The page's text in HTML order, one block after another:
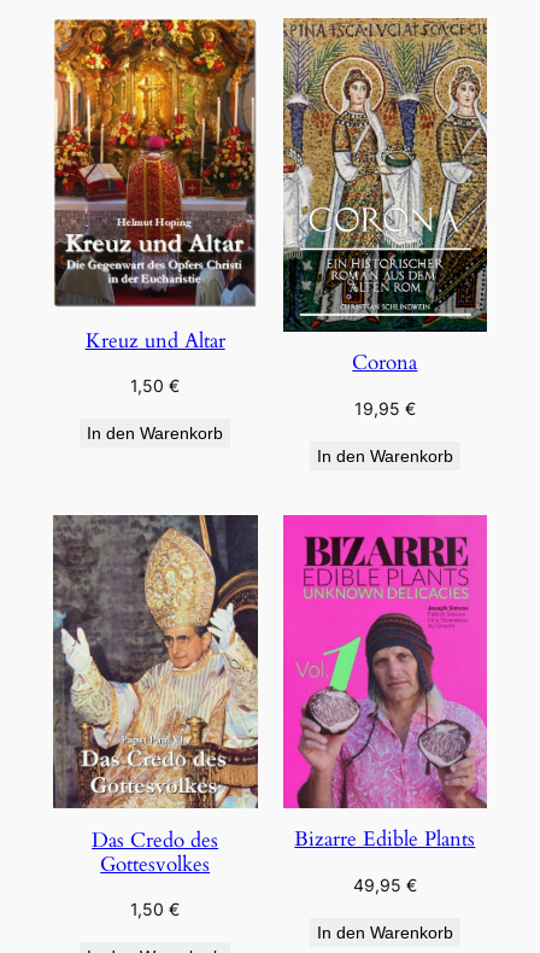
Kreuz und Altar
1,50€
In den Warenkorb
Corona
19,95 €
In den Warenkorb
Das Credo des
Gottesvolkes
1,50€
Bizarre Edible Plants
49,95 €
In den Warenkorb